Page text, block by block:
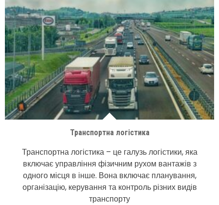
Транспортна логістика
Транспортна логістика – це галузь логістики, яка
включає управління фізичним рухом вантажів з
одного місця в інше. Вона включає планування,
організацію, керування та контроль різних видів
транспорту